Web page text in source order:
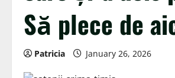
Să plece de
Patricia January 26, 2026